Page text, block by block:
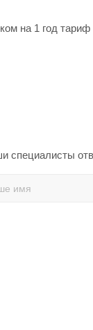
на 1 год
специалисты